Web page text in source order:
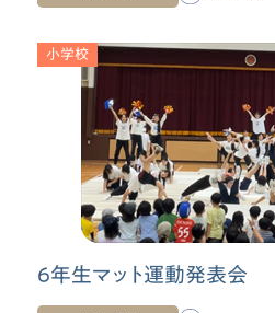
小学校
6年生マット運動発表会